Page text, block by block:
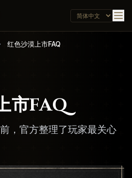
红色沙漠上市FAQ
市FAQ
，官方整理了玩家最关心